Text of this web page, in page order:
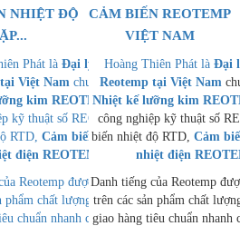
NHIỆT ĐỘ
CẢM BIẾN REOTEMP
VIỆT NAM
Phát là Đại lý phân phối
Việt Nam chuyên cung cấp
kim REOTEMP, Nhiệt kế
kỹ thuật số REOTEMP, Cảm
RTD, Cảm biến nhiệt độ cặp
điện REOTEMP
Reotemp được xây dựng dựa
phẩm chất lượng cao, thời gian
chuẩn nhanh chóng và hỗ trợ
Hoàng Thiên Phát là Đại
Reotemp tại Việt Nam
Nhiệt kế lưỡng kim
công nghiệp kỹ thuật số
biến nhiệt độ RTD, Cảm
nhiệt điện
Danh tiếng của Reotemp
trên các sản phẩm chất
giao hàng tiêu chuẩn nhanh